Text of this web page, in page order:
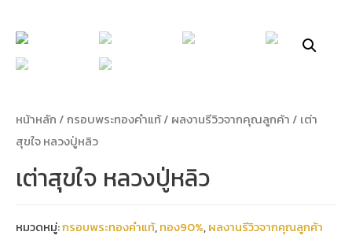
หน้าหลัก /กรอบพระทองคำแท้/ ผลงานรีวิวจากคุณลูกค้า / เต่า
สุขใจ หลวงปู่หลิว
เต่าสุขใจ หลวงปู่หลิว
หมวดหมู่:กรอบพระทองคำแท้,ทอง90%,ผลงานรีวิวจากคุณลูกค้า